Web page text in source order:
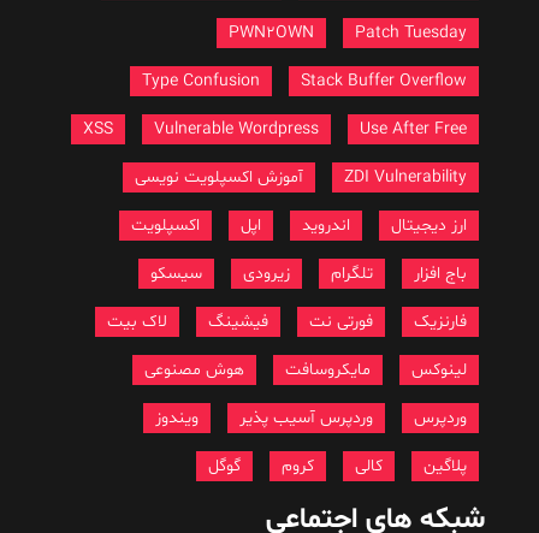
Patch Tuesday
PWN2OWN
Stack Buffer Overflow
Type Confusion
Use After Free
Vulnerable Wordpress
ZDI Vulnerability آموزش اکسپلویت نویسی
ارز دیجیتال اندروید اکسپلویت
باج افزار تلگرام زیرودی سیسکو
فارنزیک فورتی نت فیشینگ لاک بیت
لینوکس مایکروسافت هوش مصنوعی
وردپرس وردپرس آسیب پذیر ویندوز
پلاگین
شبکه های اجتماعی